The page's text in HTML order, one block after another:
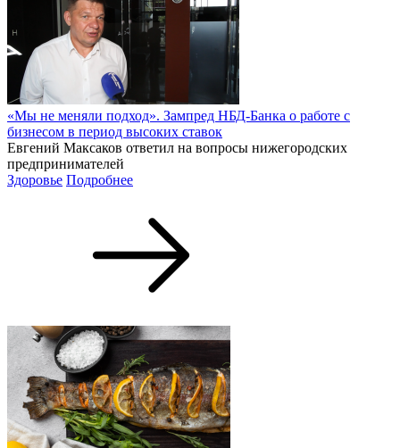
«Мы не меняли подход». Зампред НБД-Банка о работе с
бизнесом в период высоких ставок
Евгений Максаков ответил на вопросы нижегородских
предпринимателей
Здоровье Подробнее